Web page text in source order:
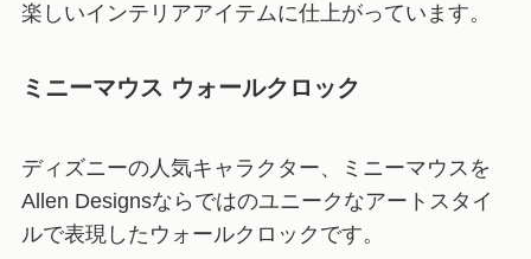
楽しいインテリアアイテムに仕上がっています。
ミニーマウス ウォールクロック
ディズニーの人気キャラクター、ミニーマウスを
Allen Designsならではのユニークなアートスタイ
ルで表現したウォールクロックです。